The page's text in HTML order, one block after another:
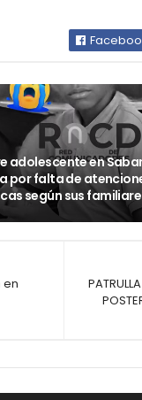
adolescente en
por falta de
según sus
en